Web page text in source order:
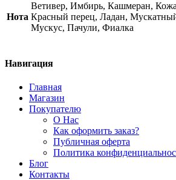
Нота
Ветивер, Имбирь, Кашмеран,
Красный перец, Ладан,
Мускус, Пачули, Фиалка
Навигация
Главная
Магазин
Покупателю
О Нас
Как оформить заказ?
Публичная оферта
Политика
Блог
Контакты